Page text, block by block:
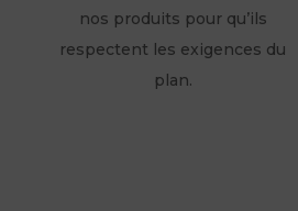
nos produits pour qu’ils
respectent les exigences du
plan.